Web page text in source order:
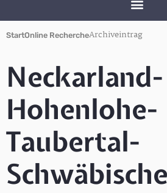
StartOnline RechercheArchiveintrag
Neckarland-
Hohenlohe-
Taubertal-